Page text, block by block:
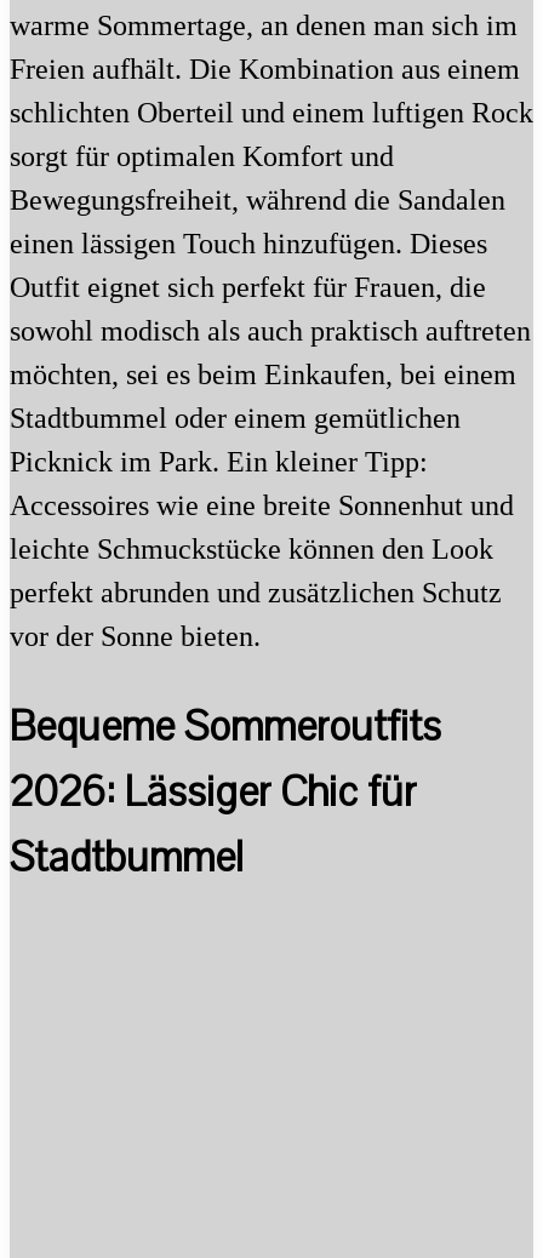
warme Sommertage, an denen man sich im
Freien aufhält. Die Kombination aus einem
schlichten Oberteil und einem luftigen Rock
sorgt für optimalen Komfort und
Bewegungsfreiheit, während die Sandalen
einen lässigen Touch hinzufügen. Dieses
Outfit eignet sich perfekt für Frauen, die
sowohl modisch als auch praktisch auftreten
möchten, sei es beim Einkaufen, bei einem
Stadtbummel oder einem gemütlichen
Picknick im Park. Ein kleiner Tipp:
Accessoires wie eine breite Sonnenhut und
leichte Schmuckstücke können den Look
perfekt abrunden und zusätzlichen Schutz
vor der Sonne bieten.
Bequeme Sommeroutfits
2026: Lässiger Chic für
Stadtbummel